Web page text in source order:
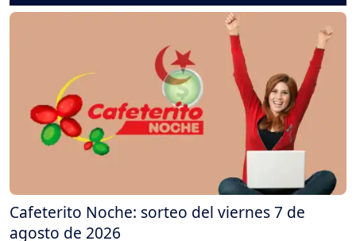
Cafeterito Noche: sorteo del viernes 7 de
agosto de 2026